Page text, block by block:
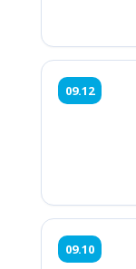
09.12
09.10